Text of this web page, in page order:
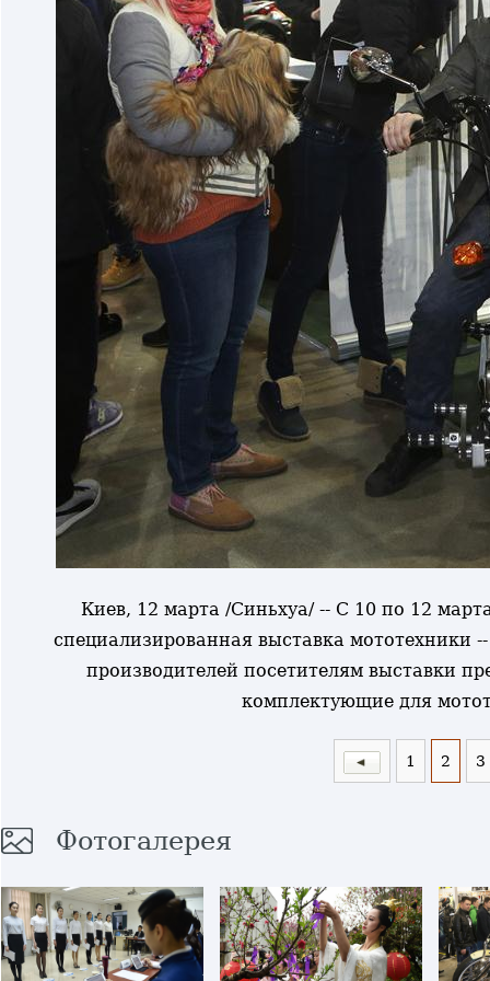
Киев, 12 марта /Синьхуа/ -- С 10 по 12
специализированная выставка
производителей посетителям выставки
комплектующие для
1 2 3
Фотогалерея